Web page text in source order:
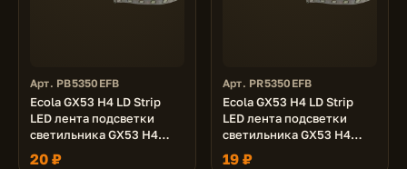
Арт. PB5350EFB
Ecola GX53 H4 LD Strip
LED лента подсветки
светильника GX53 H4
LDxxxx 5.0W, Синяя Blue
20 ₽
Арт. PR5350EFB
Ecola GX53 H4 LD Strip
LED лента подсветки
светильника GX53 H4
LDxxxx 5.0W, Красная Red
19 ₽